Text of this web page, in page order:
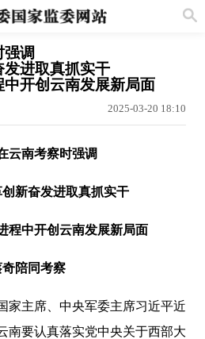
调
进取真抓实干
开创云南发展新局面
2025-03-20 18:10
云南考察时强调
新奋发进取真抓实干
程中开创云南发展新局面
奇陪同考察
主席、中央军委主席习近平近
南要认真落实党中央关于西部大